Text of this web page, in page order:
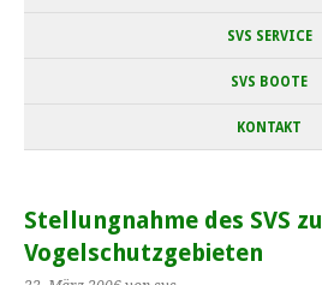
SVS SERVICE
SVS BOOTE
KONTAKT
Stellungnahme des SVS zu
Vogelschutzgebieten